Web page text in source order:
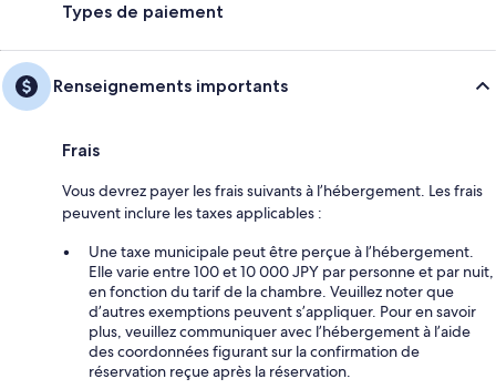
Types de paiement
Renseignements importants
Frais
Vous devrez payer les frais suivants à l’hébergement. Les frais
peuvent inclure les taxes applicables :
Une taxe municipale peut être perçue à l’hébergement.
Elle varie entre 100 et 10 000 JPY par personne et par nuit,
en fonction du tarif de la chambre. Veuillez noter que
d’autres exemptions peuvent s’appliquer. Pour en savoir
plus, veuillez communiquer avec l’hébergement à l’aide
des coordonnées figurant sur la confirmation de
réservation reçue après la réservation.